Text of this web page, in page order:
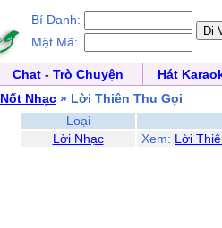
Bí Danh:
Mật Mã:
Chat - Trò Chuyện
Hát
Nốt Nhạc » Lời Thiên Thu Gọi
Loại
Lời Nhạc
Xem: Lời